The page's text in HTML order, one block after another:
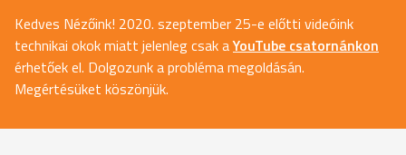
Kedves Nézőink! 2020. szeptember 25-e előtti videóink
technikai okok miatt jelenleg csak aYouTube csatornánkon
érhetőek el. Dolgozunk a probléma megoldásán.
Megértésüket köszönjük.